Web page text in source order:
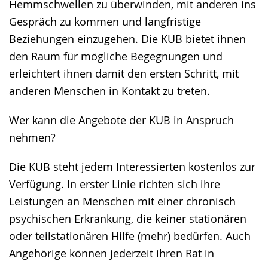
Hemmschwellen zu überwinden, mit anderen ins
Gespräch zu kommen und langfristige
Beziehungen einzugehen. Die KUB bietet ihnen
den Raum für mögliche Begegnungen und
erleichtert ihnen damit den ersten Schritt, mit
anderen Menschen in Kontakt zu treten.
Wer kann die Angebote der KUB in Anspruch
nehmen?
Die KUB steht jedem Interessierten kostenlos zur
Verfügung. In erster Linie richten sich ihre
Leistungen an Menschen mit einer chronisch
psychischen Erkrankung, die keiner stationären
oder teilstationären Hilfe (mehr) bedürfen. Auch
Angehörige können jederzeit ihren Rat in